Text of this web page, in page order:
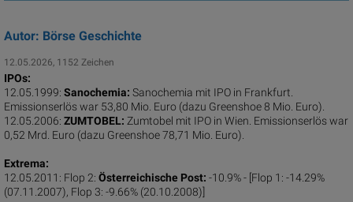
Autor: Börse Geschichte
12.05.2026, 1152 Zeichen
IPOs:
12.05.1999: Sanochemia: Sanochemia mit IPO in Frankfurt.
Emissionserlös war 53,80 Mio. Euro (dazu Greenshoe 8 Mio. Euro).
12.05.2006: ZUMTOBEL: Zumtobel mit IPO in Wien. Emissionserlös war
0,52 Mrd. Euro (dazu Greenshoe 78,71 Mio. Euro).
Extrema:
12.05.2011: Flop 2: Österreichische Post: -10.9% - [Flop 1: -14.29%
(07.11.2007), Flop 3: -9.66% (20.10.2008)]